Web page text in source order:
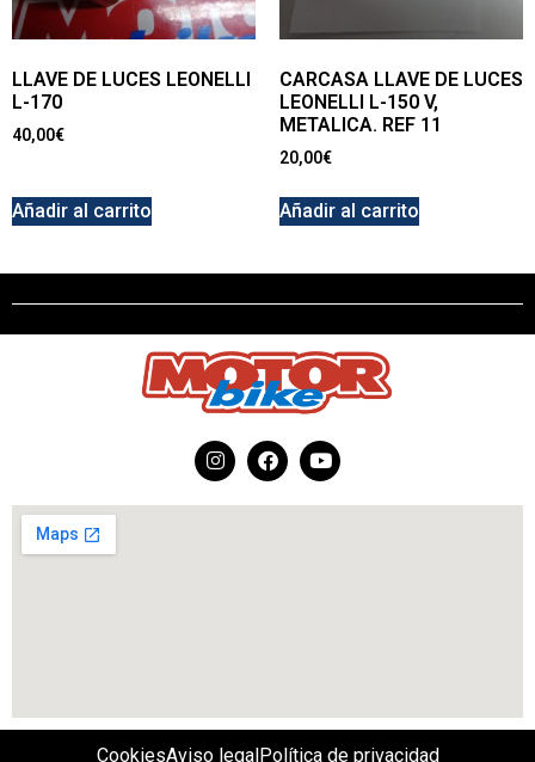
LLAVE DE LUCES LEONELLI
L-170
40,00€
Añadir al carrito
CARCASA LLAVE DE LUCES
LEONELLI L-150 V,
METALICA. REF 11
20,00€
Añadir al carrito
CookiesAviso legalPolítica de privacidad